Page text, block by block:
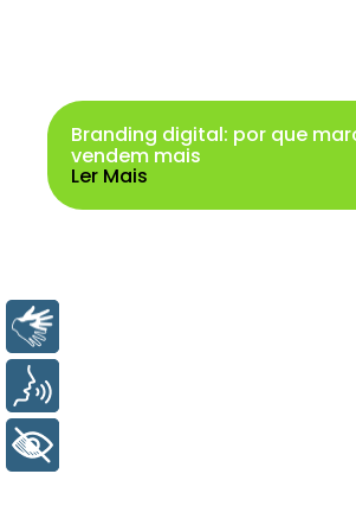
Branding digital: por que
vendem mais
Ler Mais